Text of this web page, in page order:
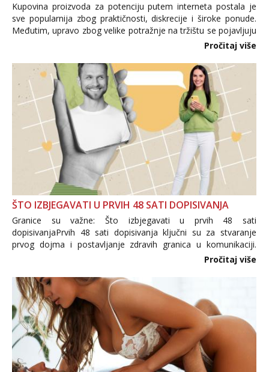
Kupovina proizvoda za potenciju putem interneta postala je
sve popularnija zbog praktičnosti, diskrecije i široke ponude.
Međutim, upravo zbog velike potražnje na tržištu se pojavljuju
i brojni krivotvoreni proizvodi, nepouzdane internetske
Pročitaj više
ŠTO IZBJEGAVATI U PRVIH 48 SATI DOPISIVANJA
Granice su važne: Što izbjegavati u prvih 48 sati
dopisivanjaPrvih 48 sati dopisivanja ključni su za stvaranje
prvog dojma i postavljanje zdravih granica u komunikaciji.
Važno je izbjeći prebrzo otkrivanje osobnih ili intimnih
informacija, jer nepoznata osoba još nije zaslužila to
povjerenje. Takođe...
Pročitaj više